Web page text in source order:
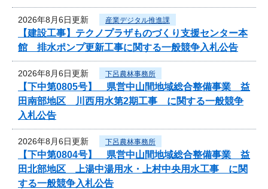
2026年8月6日更新 産業デジタル推進課
【建設工事】テクノプラザものづくり支援センター本
館 排水ポンプ更新工事に関する一般競争入札公告
2026年8月6日更新 下呂農林事務所
【下中第0805号】 県営中山間地域総合整備事業 益
田南部地区 川西用水第2期工事 に関する一般競争
入札公告
2026年8月6日更新 下呂農林事務所
【下中第0804号】 県営中山間地域総合整備事業 益
田北部地区 上湯中湯用水・上村中央用水工事 に関
する一般競争入札公告